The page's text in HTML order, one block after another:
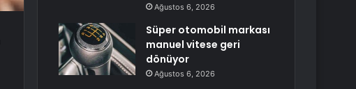
Ağustos 6, 2026
Süper otomobil markası
manuel vitese geri
dönüyor
Ağustos 6, 2026